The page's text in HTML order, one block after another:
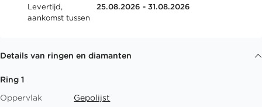
Levertijd,
aankomst tussen
25.08.2026 - 31.08.2026
Details van ringen en diamanten
Ring 1
Oppervlak
Gepolijst